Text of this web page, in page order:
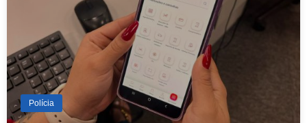
Polícia